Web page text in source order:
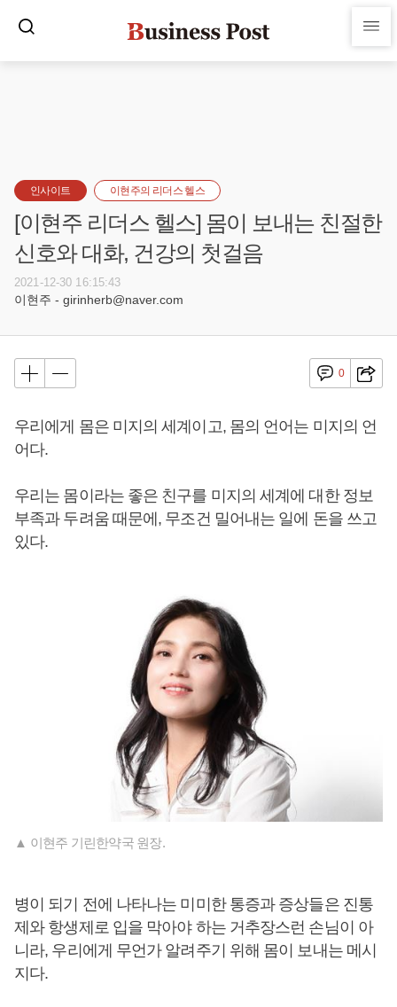
인사이트 이현주의 리더스 헬스
[이현주 리더스 헬스] 몸이 보내는 친절한
신호와 대화, 건강의 첫걸음
2021-12-30 16:15:43
이현주 - girinherb@naver.com
0
우리에게 몸은 미지의 세계이고, 몸의 언어는 미지의 언
어다.
우리는 몸이라는 좋은 친구를 미지의 세계에 대한 정보
부족과 두려움 때문에, 무조건 밀어내는 일에 돈을 쓰고
있다.
▲ 이현주 기린한약국 원장.
병이 되기 전에 나타나는 미미한 통증과 증상들은 진통
제와 항생제로 입을 막아야 하는 거추장스런 손님이 아
니라, 우리에게 무언가 알려주기 위해 몸이 보내는 메시
지다.